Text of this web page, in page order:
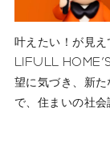
叶えたい！が見え
LIFULL HOME'S
望に気づき、新
で、住まいの社会